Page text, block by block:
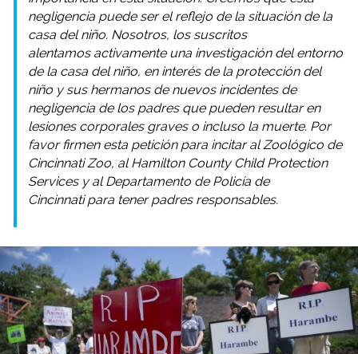
negligencia puede ser el reflejo de la situación de la
casa del niño. Nosotros, los suscritos
alentamos activamente una investigación del entorno
de la casa del niño, en interés de la protección del
niño y sus hermanos de nuevos incidentes de
negligencia de los padres que pueden resultar en
lesiones corporales graves o incluso la muerte. Por
favor firmen esta petición para incitar al Zoológico de
Cincinnati Zoo, al Hamilton County Child Protection
Services y al Departamento de Policía de
Cincinnatipara tener padres responsables.